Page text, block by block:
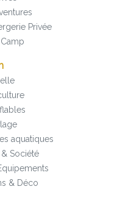
Privée
aquatiques
& Société
& Déco